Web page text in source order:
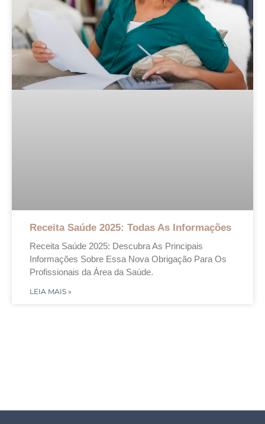
Receita Saúde 2025: Todas As Informações
Receita Saúde 2025: Descubra As Principais
Informações Sobre Essa Nova Obrigação Para Os
Profissionais da Área da Saúde.
LEIA MAIS »